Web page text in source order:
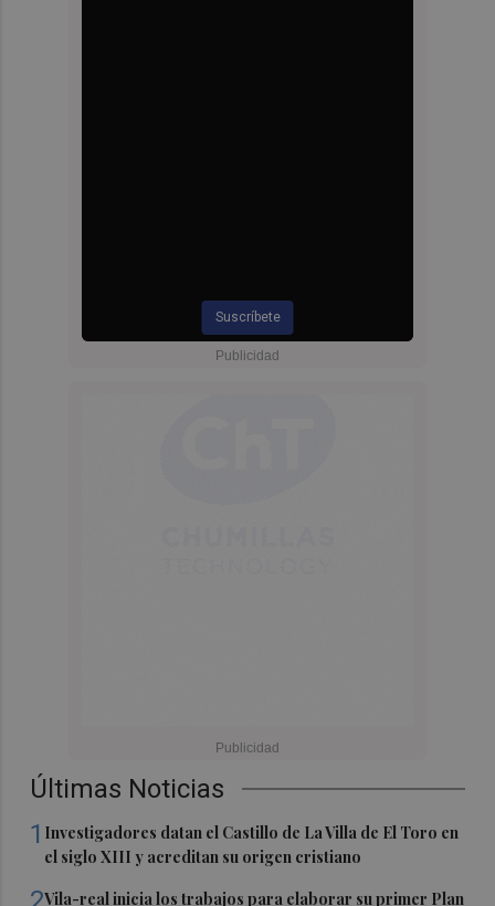
Suscríbete
Últimas Noticias
1 Investigadores datan el Castillo de La Villa de El Toro en
el siglo XIII y acreditan su origen cristiano
Vila-real inicia los trabajos para elaborar su primer Plan